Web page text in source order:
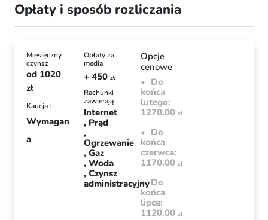
Opłaty i sposób rozliczania
Miesięczny
czynsz
od 1020
zł
Kaucja :
Wymagan
a
Opłaty za
media
+ 450 zł
Rachunki
zawierają
Internet
Prąd
Ogrzewanie
Gaz
Woda
Czynsz
administracyjny
Opcje
cenowe
Do
końca
lutego:
1270.00 zł
Do
końca
czerwca:
1170.00 zł
Do
końca
lipca:
1120.00 zł